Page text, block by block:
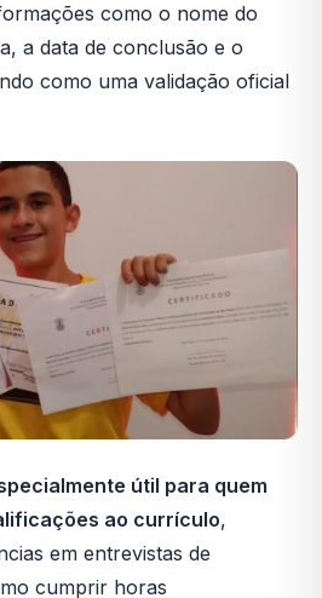
como o nome do
a data de conclusão e o
como uma validação oficial
útil para quem
ao currículo,
em entrevistas de
cumprir horas